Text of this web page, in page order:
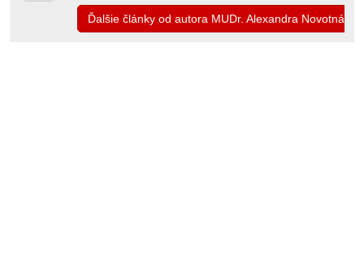
Ďalšie články od autora MUDr. Alexandra Novotná,